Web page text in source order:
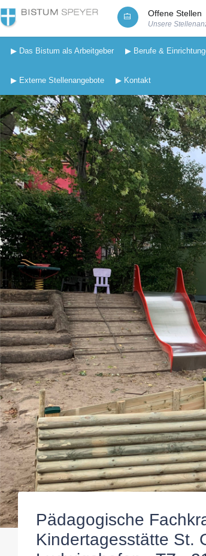
Offene Stellen
Unsere
▶ Das Bistum als Arbeitgeber ▶ Berufe &
▶ Externe Stellenangebote ▶ Kontakt
Pädagogische
Kindertagesstätte St.